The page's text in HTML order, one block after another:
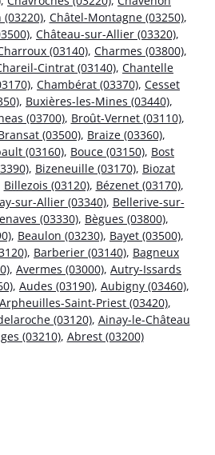
, Châtel-Montagne (03250),
, Château-sur-Allier (03320),
(03140), Charmes (03800),
Cintrat (03140), Chantelle
, Chambérat (03370), Cesset
, Buxières-les-Mines (03440),
(03700), Broût-Vernet (03110),
(03500), Braize (03360),
(03160), Bouce (03150), Bost
, Bizeneuille (03170), Biozat
Billezois (03120), Bézenet (03170),
sur-Allier (03340), Bellerive-sur-
(03330), Bègues (03800),
, Beaulon (03230), Bayet (03500),
, Barberier (03140), Bagneux
, Avermes (03000), Autry-Issards
, Audes (03190), Aubigny (03460),
Arpheuilles-Saint-Priest (03420),
(03120), Ainay-le-Château
(03210), Abrest (03200)